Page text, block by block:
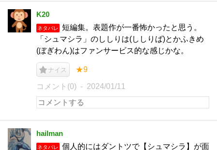
K20
ネタバレ
短編集。表題作が一番怖かったと思う。
「シュマシラ」のししりは(ししりば)とかふきめ
(ぼぎわん)はファンサービス的な感じかな。
ナイス ★9
コメント(0) 2024/01/11
hailman
ネタバレ
個人的にはダントツで【シュマシラ】が面